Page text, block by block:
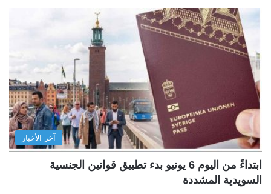
آخر الأخبار
ابتداءً من اليوم 6 يونيو بدء تطبيق قوانين الجنسية
السويدية المشددة